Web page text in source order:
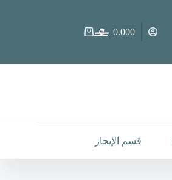
عربة
0.000
قسم الإيجار